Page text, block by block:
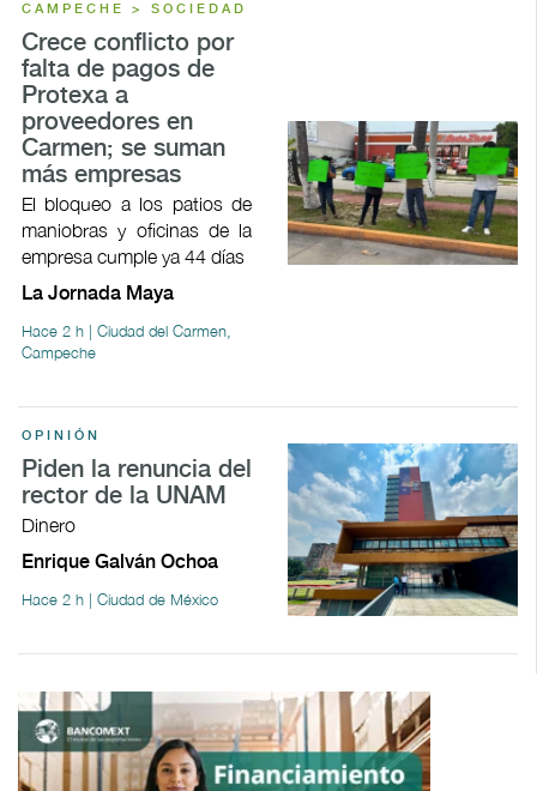
CAMPECHE > SOCIEDAD
Crece conflicto por
falta de pagos de
Protexa a
proveedores en
Carmen; se suman
más empresas
El bloqueo a los patios de
maniobras y oficinas de la
empresa cumple ya 44 días
La Jornada Maya
Hace 2 h | Ciudad del Carmen,
Campeche
OPINIÓN
Piden la renuncia del
rector de la UNAM
Dinero
Enrique Galván Ochoa
Hace 2 h | Ciudad de México